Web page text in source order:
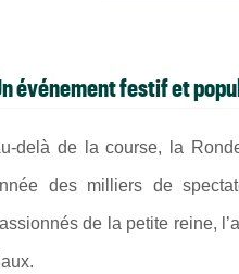
événement festif et
delà de la course, la
des milliers de
de la petite reine,